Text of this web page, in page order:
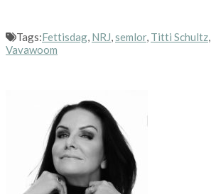
Tags:Fettisdag, NRJ,semlor, Titti Schultz,
Vavawoom